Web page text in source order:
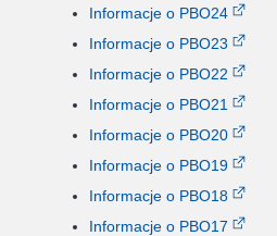
Informacje o PBO24
Informacje o PBO23
Informacje o PBO22
Informacje o PBO21
Informacje o PBO20
Informacje o PBO19
Informacje o PBO18
Informacje o PBO17